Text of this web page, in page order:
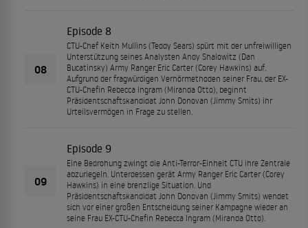
08
Episode 8
CTU-Chef Keith Mullins (Teddy Sears) spürt mit der unfreiwilligen
Unterstützung seines Analysten Andy Shalowitz (Dan
Bucatinsky) Army Ranger Eric Carter (Corey Hawkins) auf.
Aufgrund der fragwürdigen Verhörmethoden seiner Frau, der EX-
CTU-Chefin Rebecca Ingram (Miranda Otto), beginnt
Präsidentschaftskandidat John Donovan (Jimmy Smits) ihr
Urteilsvermögen in Frage zu stellen.
09
Episode 9
Eine Bedrohung zwingt die Anti-Terror-Einheit CTU ihre Zentrale
abzuriegeln. Unterdessen gerät Army Ranger Eric Carter (Corey
Hawkins) in eine brenzlige Situation. Und
Präsidentschaftskandidat John Donovan (Jimmy Smits) wendet
sich vor einer großen Entscheidung seiner Kampagne wieder an
seine Frau EX-CTU-Chefin Rebecca Ingram (Miranda Otto).